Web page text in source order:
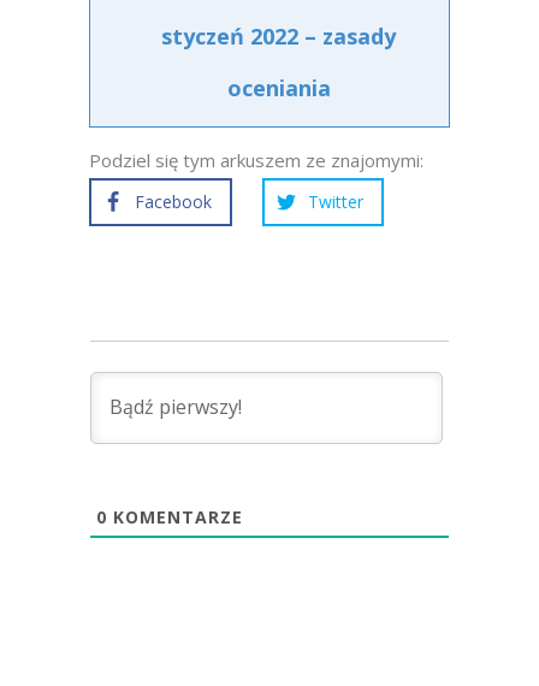
styczeń 2022 – zasady
oceniania
Podziel się tym arkuszem ze znajomymi:
Facebook Twitter
0 KOMENTARZE